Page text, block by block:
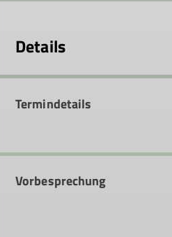
Details
Termindetails
Vorbesprechung